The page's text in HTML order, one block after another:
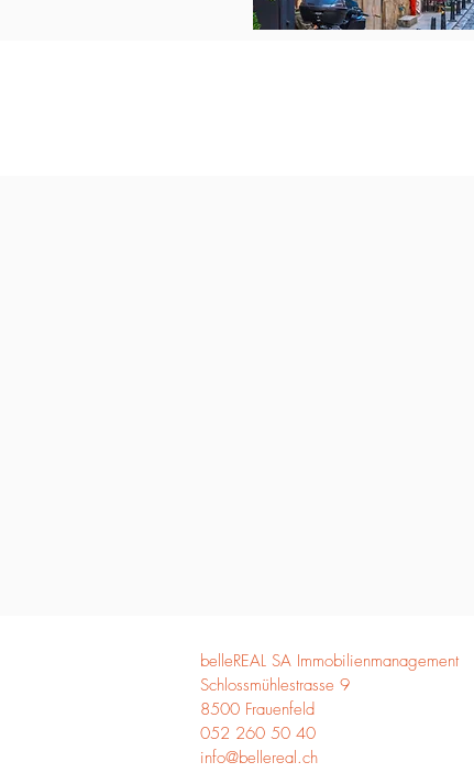
belleREAL SA Immobilienmanagement
Schlossmühlestrasse 9
8500 Frauenfeld
052 260 50 40
info@bellereal.ch